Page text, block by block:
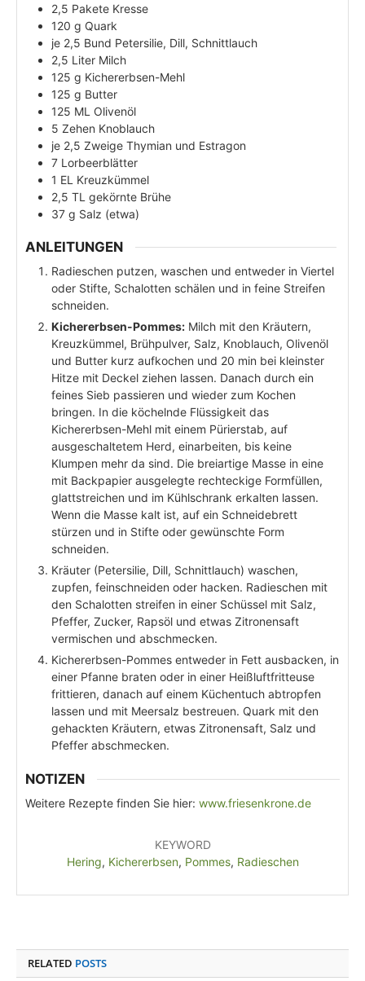
2,5 Pakete Kresse
120 g Quark
je 2,5 Bund Petersilie, Dill, Schnittlauch
2,5 Liter Milch
125 g Kichererbsen-Mehl
125 g Butter
125 ML Olivenöl
5 Zehen Knoblauch
je 2,5 Zweige Thymian und Estragon
7 Lorbeerblätter
1 EL Kreuzkümmel
2,5 TL gekörnte Brühe
37 g Salz (etwa)
ANLEITUNGEN
Radieschen putzen, waschen und entweder in Viertel
oder Stifte, Schalotten schälen und in feine Streifen
schneiden.
Kichererbsen-Pommes: Milch mit den Kräutern,
Kreuzkümmel, Brühpulver, Salz, Knoblauch, Olivenöl
und Butter kurz aufkochen und 20 min bei kleinster
Hitze mit Deckel ziehen lassen. Danach durch ein
feines Sieb passieren und wieder zum Kochen
bringen. In die köchelnde Flüssigkeit das
Kichererbsen-Mehl mit einem Pürierstab, auf
ausgeschaltetem Herd, einarbeiten, bis keine
Klumpen mehr da sind. Die breiartige Masse in eine
mit Backpapier ausgelegte rechteckige Formfüllen,
glattstreichen und im Kühlschrank erkalten lassen.
Wenn die Masse kalt ist, auf ein Schneidebrett
stürzen und in Stifte oder gewünschte Form
schneiden.
Kräuter (Petersilie, Dill, Schnittlauch) waschen,
zupfen, feinschneiden oder hacken. Radieschen mit
den Schalotten streifen in einer Schüssel mit Salz,
Pfeffer, Zucker, Rapsöl und etwas Zitronensaft
vermischen und abschmecken.
Kichererbsen-Pommes entweder in Fett ausbacken, in
einer Pfanne braten oder in einer Heißluftfritteuse
frittieren, danach auf einem Küchentuch abtropfen
lassen und mit Meersalz bestreuen. Quark mit den
gehackten Kräutern, etwas Zitronensaft, Salz und
Pfeffer abschmecken.
NOTIZEN
Weitere Rezepte finden Sie hier: www.friesenkrone.de
KEYWORD
Hering, Kichererbsen, Pommes, Radieschen
RELATED POSTS